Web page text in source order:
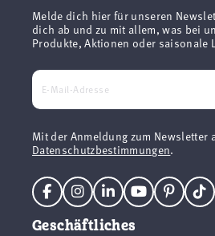
Melde dich hier für unseren
dich ab und zu mit allem, was bei
Produkte, Aktionen oder saisonale
Mit der Anmeldung zum Newsletter
Datenschutzbestimmungen.
Geschäftliches